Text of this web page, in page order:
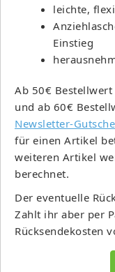
leichte,
Einstieg
Ab 50€
und ab 60€
Newsletter-
für einen Artikel
weiteren Artikel
berechnet.
Der eventuelle
Zahlt ihr aber per
Rücksendekosten